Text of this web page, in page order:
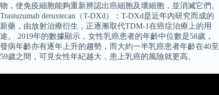
物，使免疫細胞能夠重新辨認出癌細胞及壞細胞，並消滅它們。
Trastuzumab deruxtecan（T-DXd）：T-DXd是近年內研究而成的
新藥，由放射治療衍生，正逐漸取代TDM-1在癌症治療上的用
途。 2019年的數據顯示，女性乳癌患者的年齡中位數是58歲，
發病年齡亦有逐年上升的趨勢，而大約一半乳癌患者年齡在40至
59歲之間，可見女性年紀越大，患上乳癌的風險就更高。